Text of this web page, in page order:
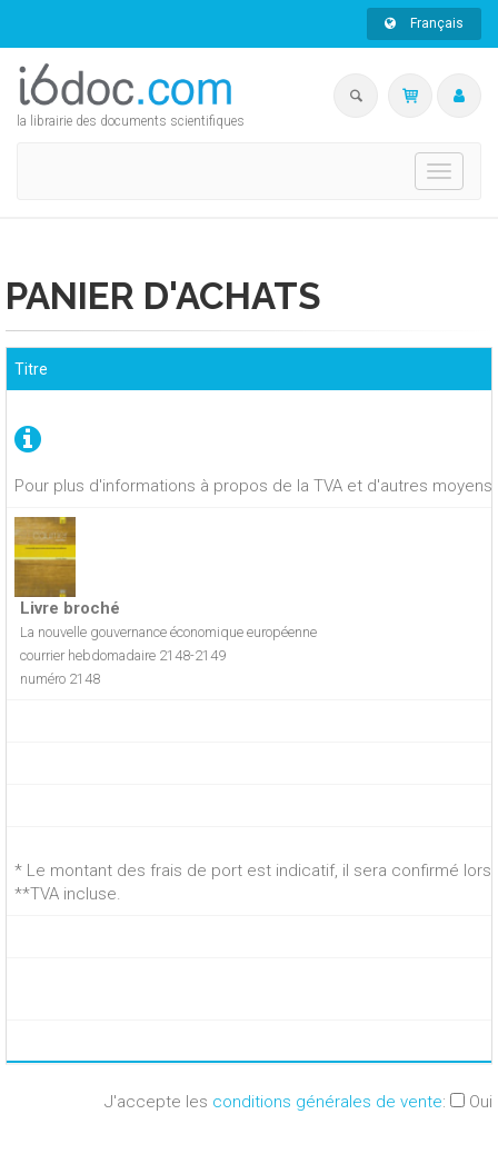
Français
la librairie des documents scientifiques
Toggle
PANIER D'ACHATS
Pour plus d'informations à propos de la TVA et d'autres
Titre
Livre broché
La nouvelle gouvernance économique européenne
courrier hebdomadaire 2148-2149
numéro 2148
* Le montant des frais de port est indicatif, il sera confirmé
**TVA incluse.
J'accepte les conditions générales de vente: Oui